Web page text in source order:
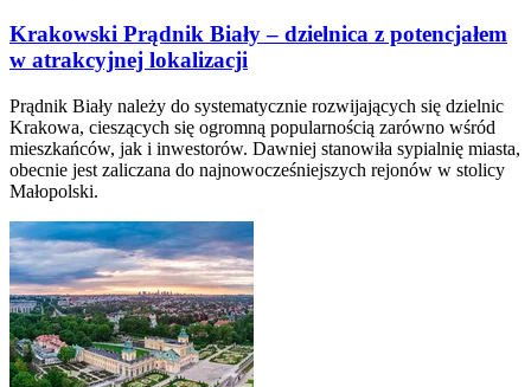
Krakowski Prądnik Biały – dzielnica z potencjałem
w atrakcyjnej lokalizacji
Prądnik Biały należy do systematycznie rozwijających się dzielnic
Krakowa, cieszących się ogromną popularnością zarówno wśród
mieszkańców, jak i inwestorów. Dawniej stanowiła sypialnię miasta,
obecnie jest zaliczana do najnowocześniejszych rejonów w stolicy
Małopolski.